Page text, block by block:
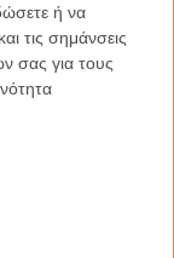
ή να
τις σημάνσεις
σας για τους